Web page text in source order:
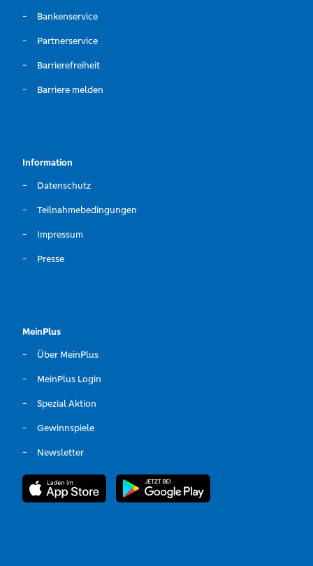
Bankenservice
Partnerservice
Barrierefreiheit
Barriere melden
Information
Datenschutz
Teilnahmebedingungen
Impressum
Presse
MeinPlus
Über MeinPlus
MeinPlus Login
Spezial Aktion
Gewinnspiele
Newsletter